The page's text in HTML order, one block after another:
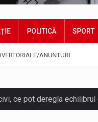
POLITICĂ SPORT
ANUNTURI